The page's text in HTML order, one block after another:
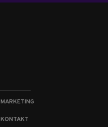
MARKETING
KONTAKT